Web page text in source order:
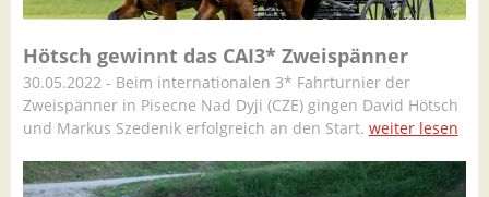
Hötsch gewinnt das CAI3* Zweispänner
30.05.2022 - Beim internationalen 3* Fahrturnier der
Zweispänner in Pisecne Nad Dyji (CZE) gingen David Hötsch
und Markus Szedenik erfolgreich an den Start. weiter lesen